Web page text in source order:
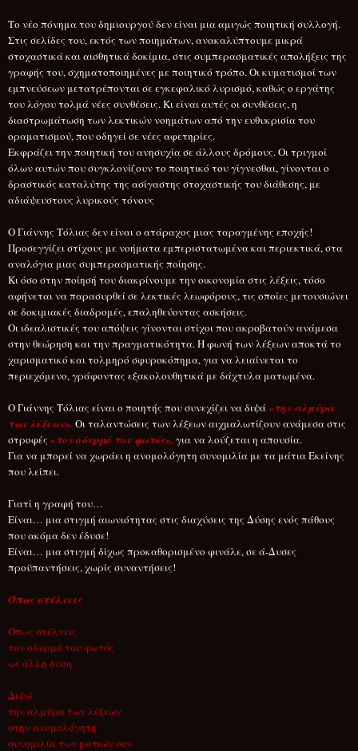
Το νέο πόνημα του δημιουργού δεν είναι μια αμιγώς ποιητική συλλογή.
Στις σελίδες του, εκτός των ποιημάτων, ανακαλύπτουμε μικρά
στοχαστικά και αισθητικά δοκίμια, στις συμπερασματικές απολήξεις της
γραφής του, σχηματοποιημένες με ποιητικό τρόπο. Οι κυματισμοί των
εμπνεύσεων μετατρέπονται σε εγκεφαλικό λυρισμό, καθώς ο εργάτης
του λόγου τολμά νέες συνθέσεις. Κι είναι αυτές οι συνθέσεις, η
διαστρωμάτωση των λεκτικών νοημάτων από την ευθυκρισία του
οραματισμού, που οδηγεί σε νέες αφετηρίες.
Εκφράζει την ποιητική του ανησυχία σε άλλους δρόμους. Οι τριγμοί
όλων αυτών που συγκλονίζουν το ποιητικό του γίγνεσθαι, γίνονται ο
δραστικός καταλύτης της ασίγαστης στοχαστικής του διάθεσης, με
αδιάψευστους λυρικούς τόνους
Ο Γιάννης Τόλιας δεν είναι ο ατάραχος μιας ταραγμένης εποχής!
Προσεγγίζει στίχους με νοήματα εμπεριστατωμένα και περιεκτικά, στα
αναλόγια μιας συμπερασματικής ποίησης.
Κι όσο στην ποίησή του διακρίνουμε την οικονομία στις λέξεις, τόσο
αφήνεται να παρασυρθεί σε λεκτικές λεωφόρους, τις οποίες μετουσιώνει
σε δοκιμιακές διαδρομές, επαληθεύοντας ασκήσεις.
Οι ιδεαλιστικές του απόψεις γίνονται στίχοι που ακροβατούν ανάμεσα
στην θεώρηση και την πραγματικότητα. Η φωνή των λέξεων αποκτά το
χαρισματικό και τολμηρό σφυροκόπημα, για να λειαίνεται το
περιεχόμενο, γράφοντας εξακολουθητικά με δάχτυλα ματωμένα.
Ο Γιάννης Τόλιας είναι ο ποιητής που συνεχίζει να διψά«την αλμύρα
των λέξεων». Οι ταλαντώσεις των λέξεων αιχμαλωτίζουν ανάμεσα στις
στροφές «τον οδυρμό του φωτός», για να λούζεται η απουσία.
Για να μπορεί να χωράει η ανομολόγητη συνομιλία με τα μάτια Εκείνης
που λείπει.
Γιατί η γραφή του…
Είναι… μια στιγμή αιωνιότητας στις διαχύσεις της Δύσης ενός πάθους
που ακόμα δεν έδυσε!
Είναι… μια στιγμή δίχως προκαθορισμένο φινάλε, σε ά-Δυσες
προϋπαντήσεις, χωρίς συναντήσεις!
Όπως στέλνεις
Όπως στέλνεις
τον οδυρμό του φωτός
ως άλλη δύση
Διψώ
την αλμύρα των λέξεων
στην ανομολόγητη
συνομιλία των ματιών σου